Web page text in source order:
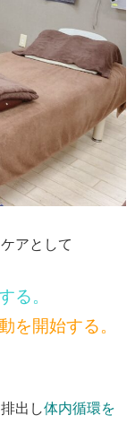
アとして
る。
を開始する。
出し 体内循環を